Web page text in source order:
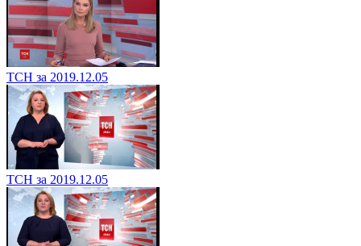
ТСН за 2019.12.05
ТСН за 2019.12.05